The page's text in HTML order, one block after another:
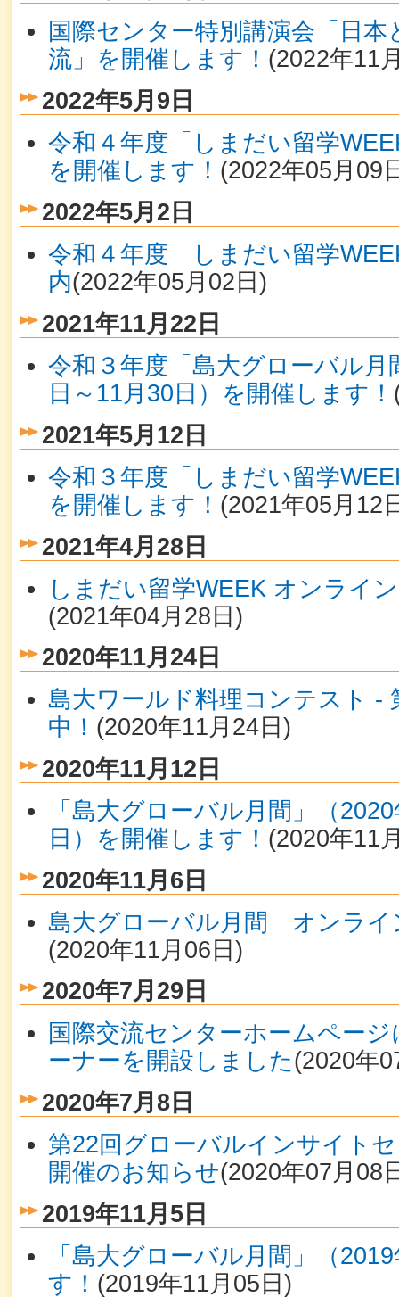
国際センター特別講演会「日
流」を開催します！ (2022年11
2022年5月9日
令和４年度「しまだい留学
を開催します！ (2022年05月09
2022年5月2日
令和４年度 しまだい留学
内(2022年05月02日 )
2021年11月22日
令和３年度「島大グローバル月
日～11月30日）を開催します！
2021年5月12日
令和３年度「しまだい留学
を開催します！ (2021年05月12
2021年4月28日
しまだい留学WEEK オンライ
(2021年04月28日 )
2020年11月24日
島大ワールド料理コンテスト -
中！ (2020年11月24日 )
2020年11月12日
「島大グローバル月間」（
日）を開催します！ (2020年11
2020年11月6日
島大グローバル月間 オンライ
(2020年11月06日 )
2020年7月29日
国際交流センターホームペー
ーナーを開設しました(2020年
2020年7月8日
第22回グローバルインサイト
開催のお知らせ(2020年07月08
2019年11月5日
「島大グローバル月間」（
す！ (2019年11月05日 )